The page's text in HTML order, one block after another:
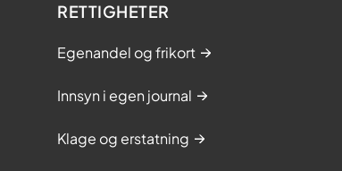
RETTIGHETER
Egenandel og frikort
Innsyn i egen journal
Klage og erstatning